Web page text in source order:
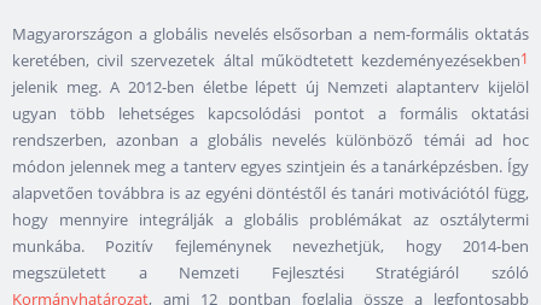
Magyarországon a globális nevelés elsősorban a nem-formális oktatás
keretében, civil szervezetek által működtetett kezdeményezésekben1
jelenik meg. A 2012-ben életbe lépett új Nemzeti alaptanterv kijelöl
ugyan több lehetséges kapcsolódási pontot a formális oktatási
rendszerben, azonban a globális nevelés különböző témái ad hoc
módon jelennek meg a tanterv egyes szintjein és a tanárképzésben. Így
alapvetően továbbra is az egyéni döntéstől és tanári motivációtól függ,
hogy mennyire integrálják a globális problémákat az osztálytermi
munkába. Pozitív fejleménynek nevezhetjük, hogy 2014-ben
megszületett a Nemzeti Fejlesztési Stratégiáról szóló
Kormányhatározat, ami 12 pontban foglalja össze a legfontosabb